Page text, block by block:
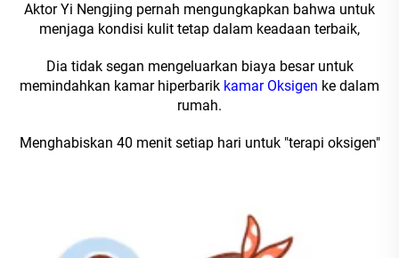
Aktor Yi Nengjing pernah mengungkapkan bahwa untuk
menjaga kondisi kulit tetap dalam keadaan terbaik,
Dia tidak segan mengeluarkan biaya besar untuk
memindahkan kamar hiperbarik kamar Oksigen ke dalam
rumah.
Menghabiskan 40 menit setiap hari untuk "terapi oksigen"